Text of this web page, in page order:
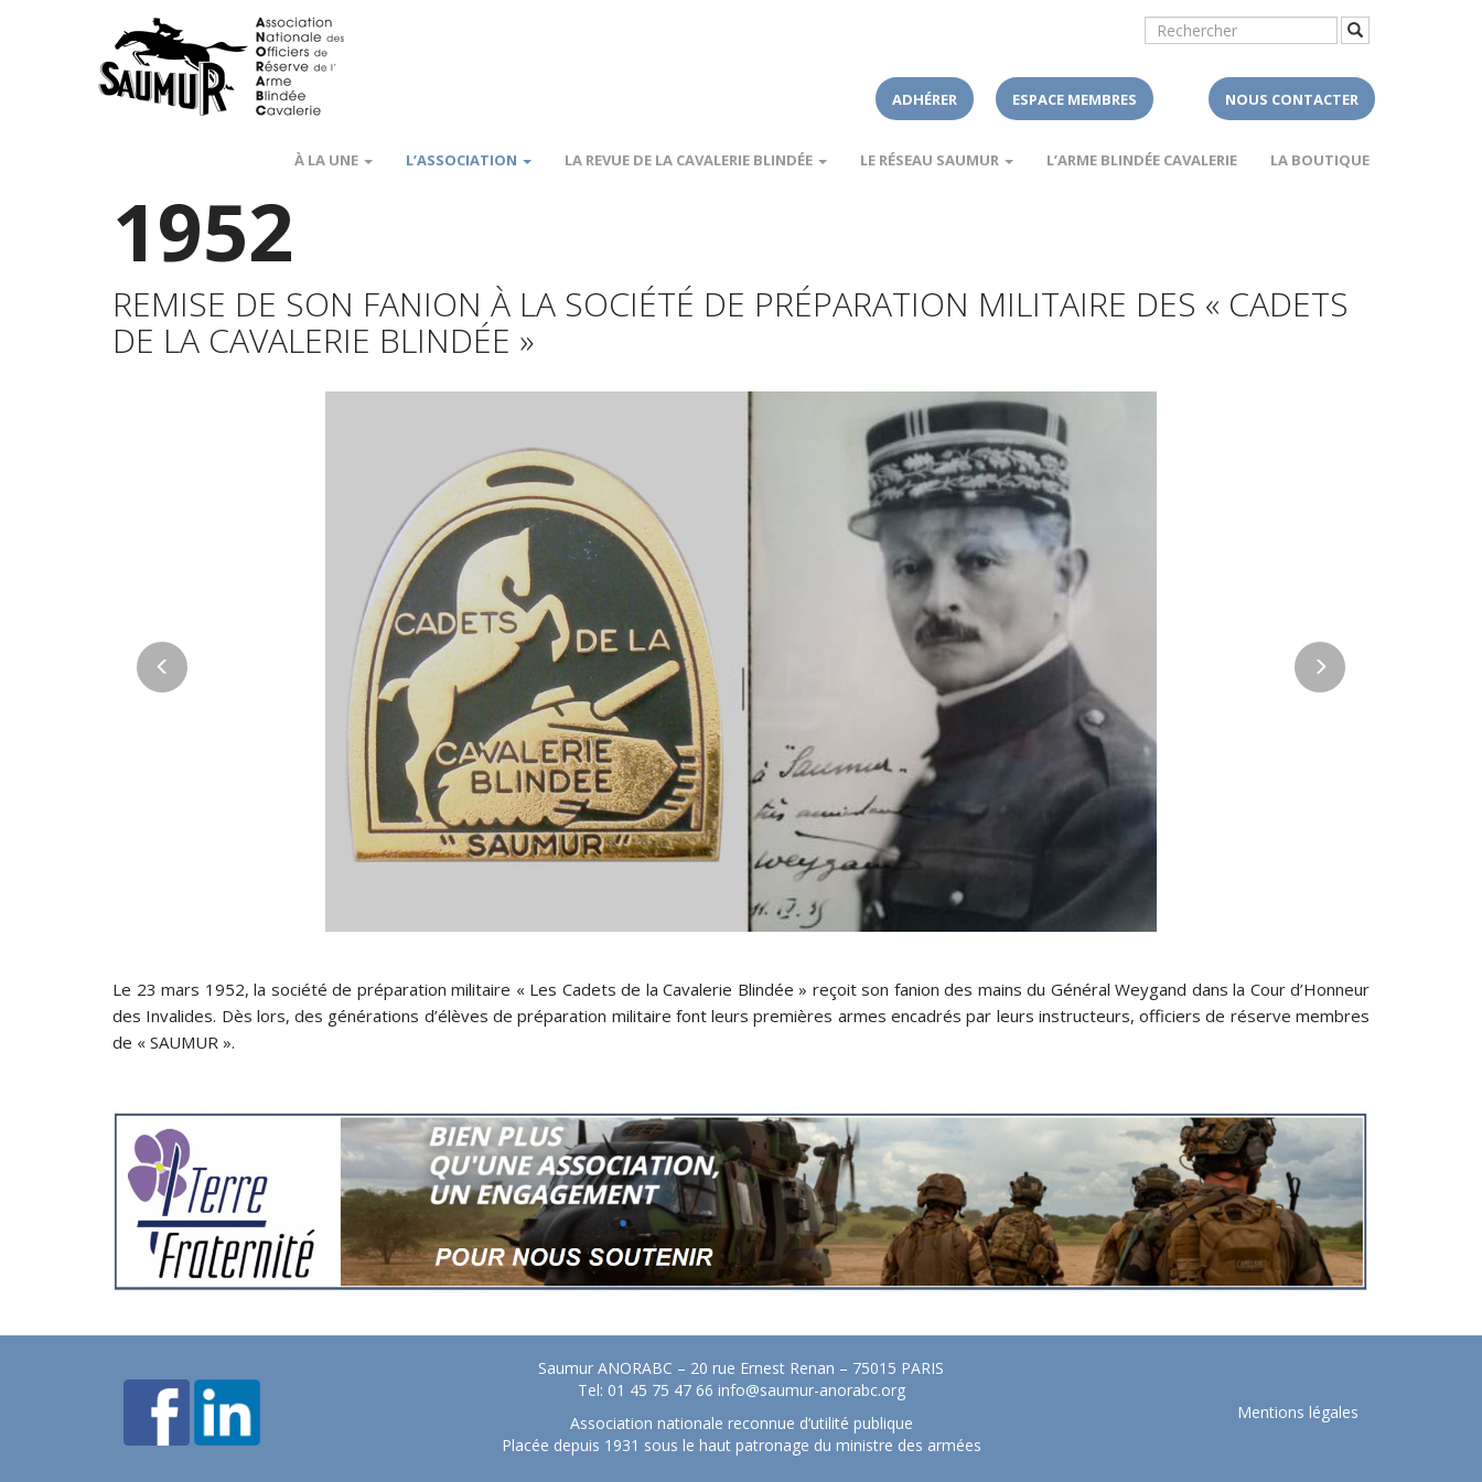
ADHÉRER ESPACE MEMBRES NOUS CONTACTER
À LA UNE L’ASSOCIATION LA REVUE DE LA CAVALERIE BLINDÉE LE RÉSEAU SAUMUR L’ARME BLINDÉE CAVALERIE LA BOUTIQUE
1952
REMISE DE SON FANION À LA SOCIÉTÉ DE PRÉPARATION MILITAIRE DES « CADETS
DE LA CAVALERIE BLINDÉE »
Le 23 mars 1952, la société de préparation militaire « Les Cadets de la Cavalerie Blindée » reçoit son fanion des mains du Général Weygand dans la Cour d’Honneur
des Invalides. Dès lors, des générations d’élèves de préparation militaire font leurs premières armes encadrés par leurs instructeurs, officiers de réserve membres
de « SAUMUR ».
Saumur ANORABC – 20 rue Ernest Renan – 75015 PARIS
Tel: 01 45 75 47 66 info@saumur-anorabc.org
Association nationale reconnue d’utilité publique
Placée depuis 1931 sous le haut patronage du ministre des armées
Mentions légales